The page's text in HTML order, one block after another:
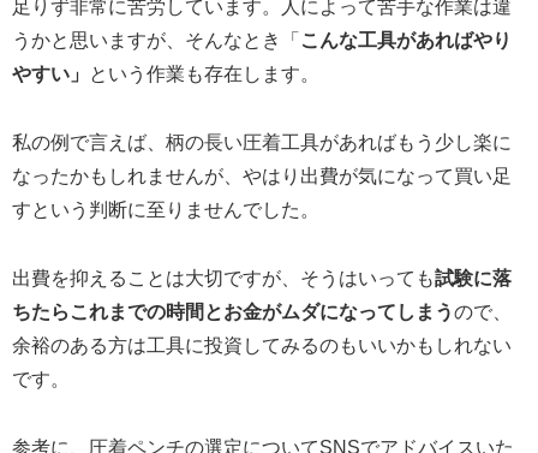
足りず非常に苦労しています。人によって苦手な作業は違
うかと思いますが、そんなとき「 こんな工具があればやり
やすい」
という作業も存在します。
私の例で言えば、柄の長い圧着工具があればもう少し楽に
なったかもしれませんが、やはり出費が気になって買い足
すという判断に至りませんでした。
出費を抑えることは大切ですが、そうはいっても試験に落
ちたらこれまでの時間とお金がムダになってしまうので、
余裕のある方は工具に投資してみるのもいいかもしれない
です。
参考に、圧着ペンチの選定についてSNSでアドバイスいた